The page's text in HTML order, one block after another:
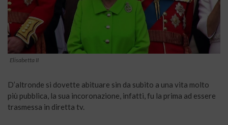
Elisabetta II
D’altronde si dovette abituare sin da subito a una vita molto
più pubblica, la sua incoronazione, infatti, fu la prima ad essere
trasmessa in diretta tv.